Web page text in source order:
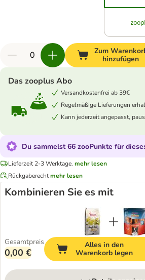
Zum
hinzufügen
Das zooplus Abo
Versandkostenfrei ab 39€
Regelmäßige Lieferungen
Kann jederzeit angepasst,
Du sammelst 66 zooPunkte für
Lieferzeit 2-3 Werktage. mehr lesen
Rückgaberechtmehr lesen
Kombinieren Sie es mit
Gesamtpreis
0,00 €
Alles in den
Warenkorb legen